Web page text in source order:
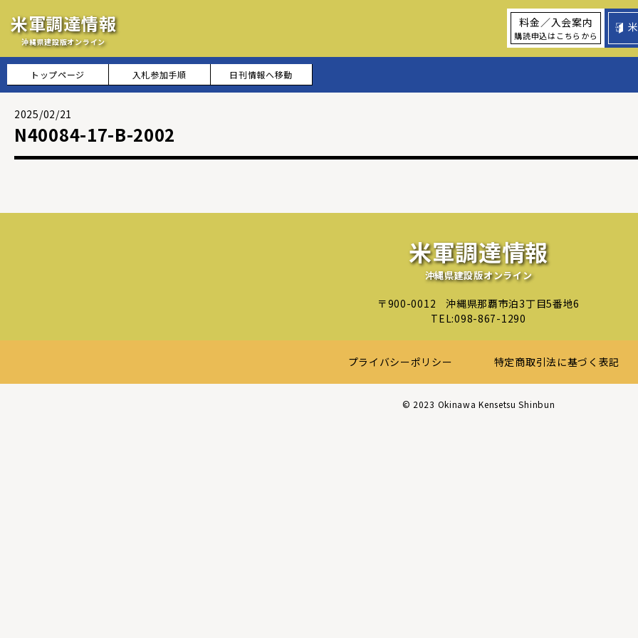
米軍調達情報
沖縄県建設版オンライン
料金／入会案内
購読申込はこちらから
トップページ 入札参加手順 日刊情報へ移動
2025/02/21
N40084-17-B-2002
米軍調達情報
沖縄県建設版オンライン
〒900-0012
沖縄県那覇市泊3丁目5番地6
TEL:098-867-1290
プライバシーポリシー 特定商取引法に基づく表記
©︎ 2023 Okinawa Kensetsu Shinbun